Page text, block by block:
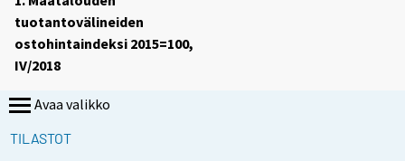
tuotantovälineiden
ostohintaindeksi 2015=100,
IV/2018
Avaa valikko
TILASTOT